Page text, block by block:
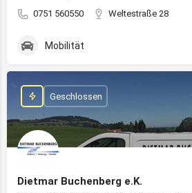
0751 560550 Weltestraße 28
Mobilität
Dietmar Buchenberg e.K.
Geschlossen